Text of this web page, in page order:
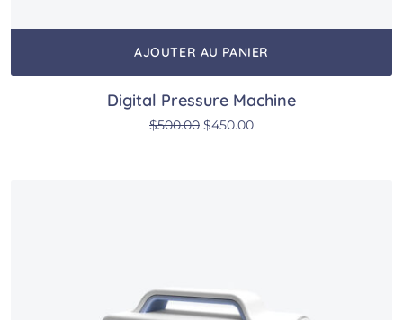
AJOUTER AU PANIER
Digital Pressure Machine
$500.00 Le prix initial était : $500.00.
$450.00Le prix actuel est :